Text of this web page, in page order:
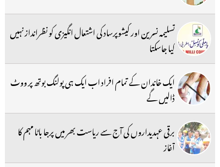
تسلیمہ نسرین اور کیشوپرساد کی اشتعال انگیزی کو نظرانداز نہیں
کیا جاسکتا
ایک خاندان کے تمام افراد اب ایک ہی پولنگ بوتھ پر ووٹ
ڈالیں گے
برقی عہدیداروں کی آج سے ریاست بھر میں پرجا باٹا مہم کا
آغاز